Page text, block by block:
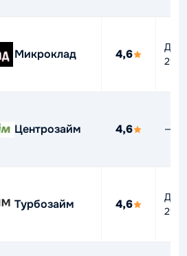
Микроклад 4,6
До
Центрозайм 4,6 —
Турбозайм 4,6
До